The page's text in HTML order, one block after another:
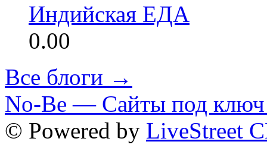
Индийская ЕДА
0.00
Все блоги →
No-Be — Сайты под ключ
© Powered by LiveStreet